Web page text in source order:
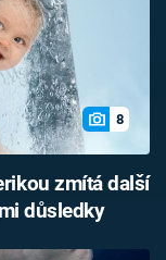
8
zmítá další
důsledky